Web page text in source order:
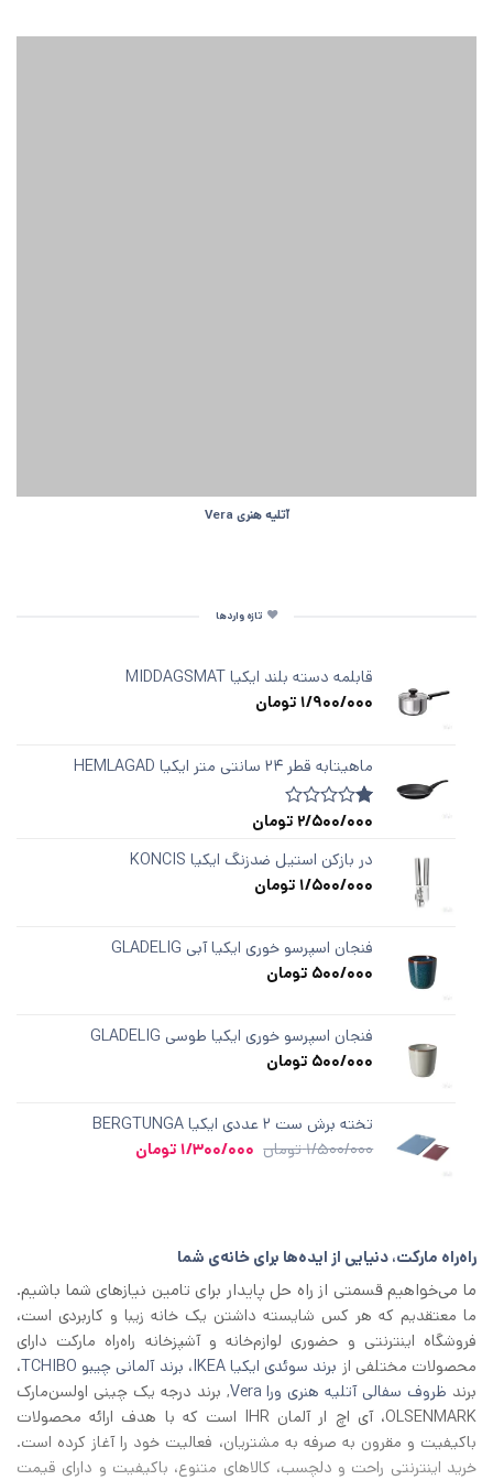
آتلیه هنری Vera
تازه واردها
قابلمه دسته‌ بلند ایکیا MIDDAGSMAT
1/900/000 تومان
ماهیتابه قطر ۲۴ سانتی متر ایکیا HEMLAGAD
امتیازدهی
از
در
1
2/500/000 تومان
در بازکن استیل ضدزنگ ایکیا KONCIS
1/500/000 تومان
فنجان اسپرسو خوری ایکیا آبی GLADELIG
500/000 تومان
فنجان اسپرسو خوری ایکیا طوسی GLADELIG
500/000 تومان
تخته برش ست ۲ عددی ایکیا BERGTUNGA
1/500/000 تومان قیمت
1/300/000 تومان
راه‌راه مارکت، دنیایی از ایده‌ها برای خانه‌ی شما
ما می‌خواهیم قسمتی از راه حل پایدار برای تامین نیازهای شما باشیم.
ما معتقدیم که هر کس شایسته داشتن یک خانه زیبا و کاربردی است،
فروشگاه اینترنتی و حضوری لوازم‌خانه و آشپزخانه راه‌راه مارکت دارای
محصولات مختلفی از برند سوئدی ایکیا IKEA ، برند آلمانی چیبو TCHIBO
،
برند ظروف سفالی آتلیه هنری ورا Vera
, برند درجه یک چینی اولسن‌مارک
OLSENMARK، آی اچ‌ ار آلمان IHR است که با هدف ارائه محصولات
باکیفیت و مقرون به صرفه به مشتریان، فعالیت خود را آغاز کرده است.
خرید اینترنتی راحت و دلچسب، کالاهای متنوع، باکیفیت و دارای قیمت